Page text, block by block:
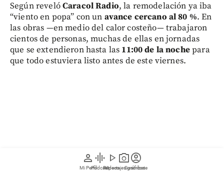
person
Mi Perfil
graphic_eq
Pódcast
play_arrow
Videos
photo_camera
Reportajes gráficos
account_circle
Suscríbete
Según revelóCaracol Radio, la remodelación ya iba
“viento en popa” con un avance cercano al 80 %. En
las obras —en medio del calor costeño— trabajaron
cientos de personas, muchas de ellas en jornadas
que se extendieron hasta las 11:00 de la nochepara
que todo estuviera listo antes de este viernes.